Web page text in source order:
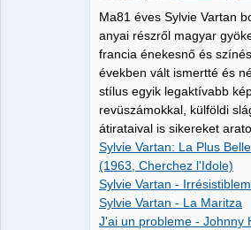
Ma81 éves Sylvie Vartan
anyai részről magyar
francia énekesnő és
években vált ismertté és
stílus egyik legaktívabb
revüszámokkal, külföldi
átirataival is sikereket
Sylvie Vartan: La Plus
(1963, Cherchez l'Idole)
Sylvie Vartan -
Sylvie Vartan - La Maritza
J'ai un probleme - Johnny